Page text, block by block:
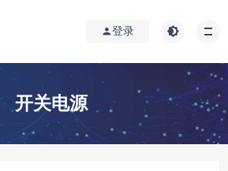
登录
开关电源